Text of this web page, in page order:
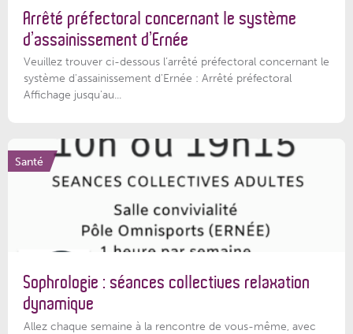
Arrêté préfectoral concernant le système
d’assainissement d’Ernée
Veuillez trouver ci-dessous l’arrêté préfectoral concernant le
système d'assainissement d'Ernée : Arrêté préfectoral
Affichage jusqu'au...
Santé
Sophrologie : séances collectives relaxation
dynamique
Allez chaque semaine à la rencontre de vous-même, avec